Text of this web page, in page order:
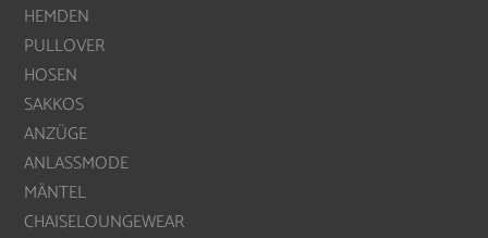
HEMDEN
PULLOVER
HOSEN
SAKKOS
ANZÜGE
ANLASSMODE
MÄNTEL
CHAISELOUNGEWEAR